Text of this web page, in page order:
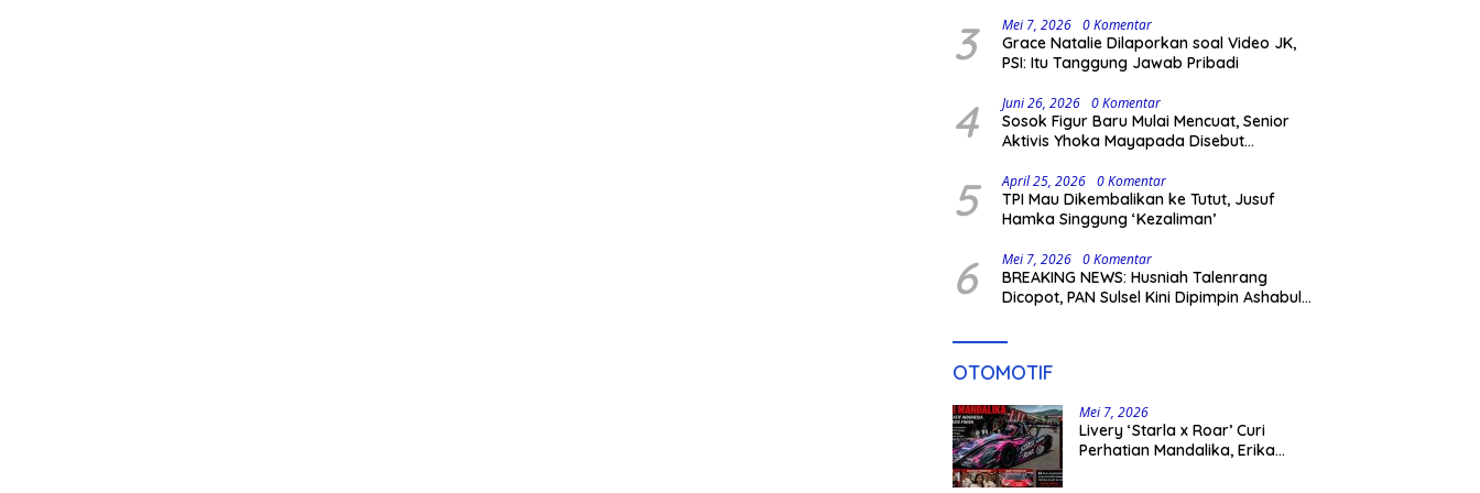
3 Mei 7, 2026 0 Komentar
Grace Natalie Dilaporkan soal Video JK,
PSI: Itu Tanggung Jawab Pribadi
4 Juni 26, 2026 0 Komentar
Sosok Figur Baru Mulai Mencuat, Senior
Aktivis Yhoka Mayapada Disebut
pada Pilkada 2029
5 April 25, 2026 0 Komentar
TPI Mau Dikembalikan ke Tutut, Jusuf
Hamka Singgung ‘Kezaliman’
6 Mei 7, 2026 0 Komentar
BREAKING NEWS: Husniah Talenrang
Dicopot, PAN Sulsel Kini Dipimpin Ashabul
OTOMOTIF
Mei 7, 2026
Livery ‘Starla x Roar’ Curi
Perhatian Mandalika, Erika